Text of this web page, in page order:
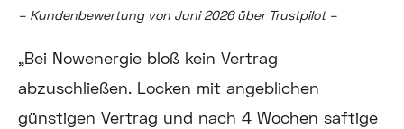
– Kundenbewertung von Juni 2026 über Trustpilot –
„Bei Nowenergie bloß kein Vertrag
abzuschließen. Locken mit angeblichen
günstigen Vertrag und nach 4 Wochen saftige